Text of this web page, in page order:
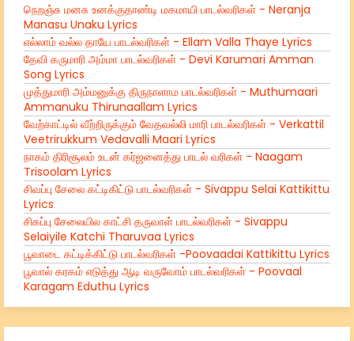
நெறஞ்சு மனசு உனக்குதாண்டி மகமாயி பாடல்வரிகள் - Neranja
Manasu Unaku Lyrics
எல்லாம் வல்ல தாயே பாடல்வரிகள் - Ellam Valla Thaye Lyrics
தேவி கருமாரி அம்மா பாடல்வரிகள் - Devi Karumari Amman
Song Lyrics
முத்துமாரி அம்மனுக்கு திருநாளாம பாடல்வரிகள் - Muthumaari
Ammanuku Thirunaallam Lyrics
வேற்காட்டில் வீற்றிருக்கும் வேதவல்லி மாரி பாடல்வரிகள் - Verkattil
Veetrirukkum Vedavalli Maari Lyrics
நாகம் திரிசூலம் உடன் கர்ஜனைத்து பாடல் வரிகள் - Naagam
Trisoolam Lyrics
சிவப்பு சேலை கட்டிகிட்டு பாடல்வரிகள் - Sivappu Selai Kattikittu
Lyrics
சிகப்பு சேலையில காட்சி தருவாள் பாடல்வரிகள் - Sivappu
Selaiyile Katchi Tharuvaa Lyrics
பூவாடை கட்டிக்கிட்டு பாடல்வரிகள் -Poovaadai Kattikittu Lyrics
பூவால் கரகம் எடுத்து ஆடி வருவோம் பாடல்வரிகள் - Poovaal
Karagam Eduthu Lyrics